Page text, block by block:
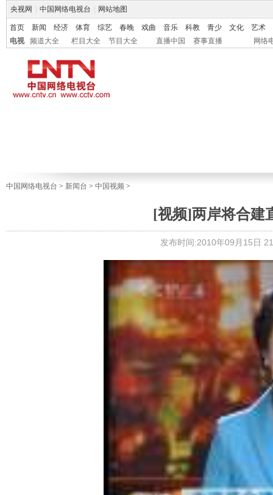
央视网 中国网络电视台 网站地图
首页 新闻 经济 体育 综艺 春晚 戏曲 音乐 科教 青少 文化
艺术
电视
频道大全 栏目大全 节目大全 直播中国 赛事直播 网络
中国网络电视台 > 新闻台 > 中国视频 >
[视频]两岸将合建
发布时间:2010年09月15日